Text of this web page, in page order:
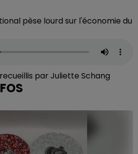
pèse lourd sur l'économie du
par Juliette Schang